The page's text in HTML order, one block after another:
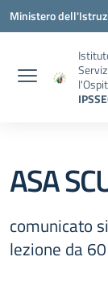
Vai ai contenuti
Vai al menu di
Vai al footer
Ministero
ASA
comunicato
lezione da